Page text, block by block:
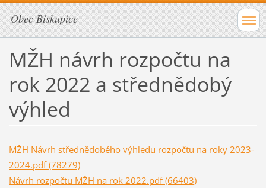
Obec Biskupice
MŽH návrh rozpočtu na
rok 2022 a střednědobý
výhled
MŽH Návrh střednědobého výhledu rozpočtu na roky 2023-
2024.pdf (78279)
Návrh rozpočtu MŽH na rok 2022.pdf (66403)